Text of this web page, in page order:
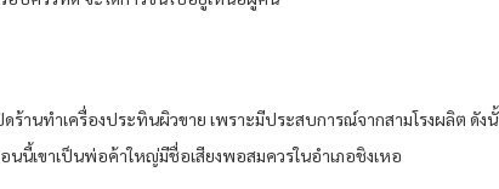
านทำเครื่องประทินผิวขาย เพราะมีประสบการณ์จากสามโรงผลิต ดัง
นนี้เขาเป็นพ่อค้าใหญ่มีชื่อเสียงพอสมควรในอำเภอชิงเหอ